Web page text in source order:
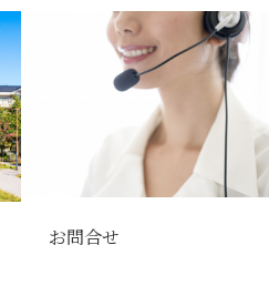
お問合せ